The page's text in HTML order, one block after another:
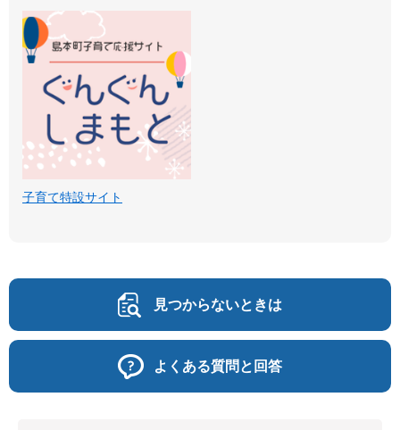
子育て特設サイト
見つからないときは
よくある質問と回答